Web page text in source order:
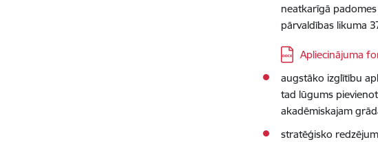
neatkarīgā
pārvaldības likuma
Lejupielādēt:
Apliecinājuma
augstāko izglītību
tad lūgums
akadēmiskajam
stratēģisko